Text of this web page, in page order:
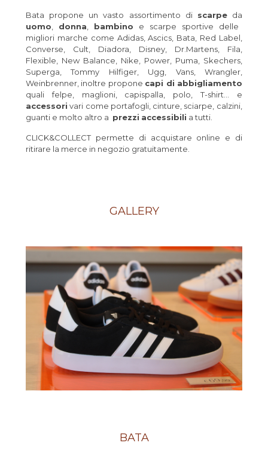
Bata propone un vasto assortimento di scarpeda
uomo
donna bambino e scarpe sportive delle
migliori marche come Adidas, Ascics, Bata, Red Label,
Converse, Cult, Diadora, Disney, Dr.Martens, Fila,
Flexible, New Balance, Nike, Power, Puma, Skechers,
Superga, Tommy Hilfiger, Ugg, Vans, Wrangler,
Weinbrenner, inoltre propone capi di abbigliamento
quali felpe, maglioni, capispalla, polo, T-shirt… e
accessori vari come portafogli, cinture, sciarpe, calzini,
guanti e molto altro a prezzi accessibili a tutti.
CLICK&COLLECT permette di acquistare online e di
ritirare la merce in negozio gratuitamente.
GALLERY
BATA